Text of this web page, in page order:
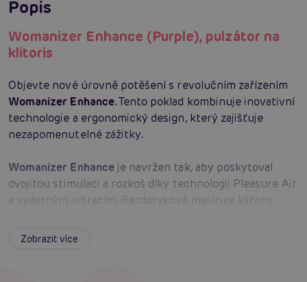
Popis
Womanizer Enhance (Purple), pulzátor na
klitoris
Objevte nové úrovně potěšení s revolučním zařízením
Womanizer Enhance. Tento poklad kombinuje inovativní
technologie a ergonomický design, který zajišťuje
nezapomenutelné zážitky.
Womanizer Enhanceje navržen tak, aby poskytoval
dvojitou stimulaci a rozkoš díky technologii Pleasure Air
a vydatným vibracím. Bezdotykově masíruje klitoris
vibrace pokrývají celou vulvu. Užijte si velmi tiché
Zobrazit více